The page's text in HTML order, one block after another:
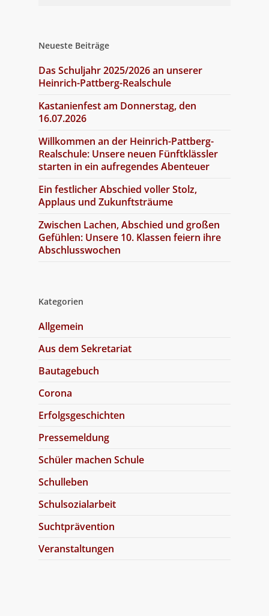
Neueste Beiträge
Das Schuljahr 2025/2026 an unserer
Heinrich-Pattberg-Realschule
Kastanienfest am Donnerstag, den
16.07.2026
Willkommen an der Heinrich-Pattberg-
Realschule: Unsere neuen Fünftklässler
starten in ein aufregendes Abenteuer
Ein festlicher Abschied voller Stolz,
Applaus und Zukunftsträume
Zwischen Lachen, Abschied und großen
Gefühlen: Unsere 10. Klassen feiern ihre
Abschlusswochen
Kategorien
Allgemein
Aus dem Sekretariat
Bautagebuch
Corona
Erfolgsgeschichten
Pressemeldung
Schüler machen Schule
Schulleben
Schulsozialarbeit
Suchtprävention
Veranstaltungen